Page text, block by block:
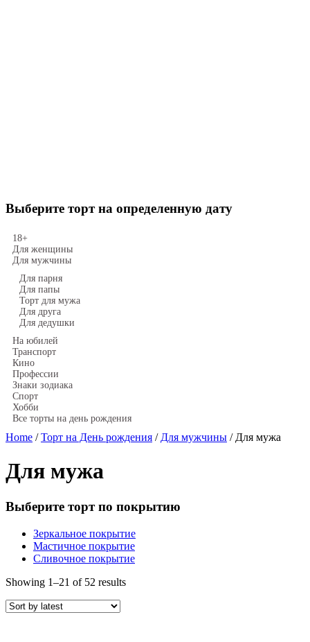
Выберите торт на определенную дату
18+
Для женщины
Для мужчины
Для парня
Для папы
Торт для мужа
Для друга
Для дедушки
На юбилей
Транспорт
Кино
Профессии
Знаки зодиака
Спорт
Хобби
Все торты на день рождения
Home /Торт на День рождения / Для мужчины / Для мужа
Для мужа
Выберите торт по покрытию
Зеркальное покрытие
Мастичное покрытие
Сливочное покрытие
Showing 1–21 of 52 results